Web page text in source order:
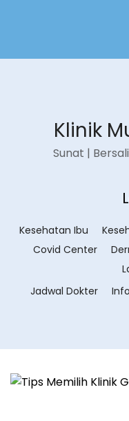
Klinik
Sunat |
Kesehatan Ibu
Covid Center
Jadwal Dokter